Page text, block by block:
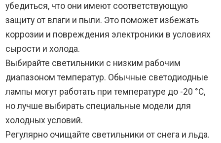
убедиться, что они имеют соответствующую
защиту от влаги и пыли. Это поможет избежать
коррозии и повреждения электроники в условиях
сырости и холода.
Выбирайте светильники с низким рабочим
диапазоном температур. Обычные светодиодные
лампы могут работать при температуре до -20 °C,
но лучше выбирать специальные модели для
холодных условий.
Регулярно очищайте светильники от снега и льда.